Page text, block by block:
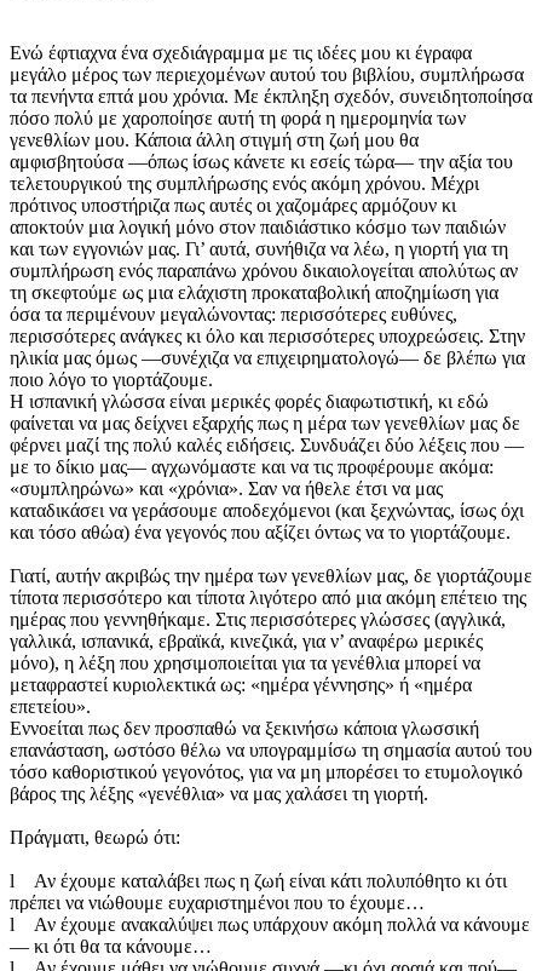
Ενώ έφτιαχνα ένα σχεδιάγραμμα με τις ιδέες μου κι έγραφα
μεγάλο μέρος των περιεχομένων αυτού του βιβλίου, συμπλήρωσα
τα πενήντα επτά μου χρόνια. Με έκπληξη σχεδόν, συνειδητοποίησα
πόσο πολύ με χαροποίησε αυτή τη φορά η ημερομηνία των
γενεθλίων μου. Κάποια άλλη στιγμή στη ζωή μου θα
αμφισβητούσα —όπως ίσως κάνετε κι εσείς τώρα— την αξία του
τελετουργικού της συμπλήρωσης ενός ακόμη χρόνου. Μέχρι
πρότινος υποστήριζα πως αυτές οι χαζομάρες αρμόζουν κι
αποκτούν μια λογική μόνο στον παιδιάστικο κόσμο των παιδιών
και των εγγονιών μας. Γι’ αυτά, συνήθιζα να λέω, η γιορτή για τη
συμπλήρωση ενός παραπάνω χρόνου δικαιολογείται απολύτως αν
τη σκεφτούμε ως μια ελάχιστη προκαταβολική αποζημίωση για
όσα τα περιμένουν μεγαλώνοντας: περισσότερες ευθύνες,
περισσότερες ανάγκες κι όλο και περισσότερες υποχρεώσεις. Στην
ηλικία μας όμως —συνέχιζα να επιχειρηματολογώ— δε βλέπω για
ποιο λόγο το γιορτάζουμε.
Η ισπανική γλώσσα είναι μερικές φορές διαφωτιστική, κι εδώ
φαίνεται να μας δείχνει εξαρχής πως η μέρα των γενεθλίων μας δε
φέρνει μαζί της πολύ καλές ειδήσεις. Συνδυάζει δύο λέξεις που —
με το δίκιο μας— αγχωνόμαστε και να τις προφέρουμε ακόμα:
«συμπληρώνω» και «χρόνια». Σαν να ήθελε έτσι να μας
καταδικάσει να γεράσουμε αποδεχόμενοι (και ξεχνώντας, ίσως όχι
και τόσο αθώα) ένα γεγονός που αξίζει όντως να το γιορτάζουμε.
Γιατί, αυτήν ακριβώς την ημέρα των γενεθλίων μας, δε γιορτάζουμε
τίποτα περισσότερο και τίποτα λιγότερο από μια ακόμη επέτειο της
ημέρας που γεννηθήκαμε. Στις περισσότερες γλώσσες (αγγλικά,
γαλλικά, ισπανικά, εβραϊκά, κινεζικά, για ν’ αναφέρω μερικές
μόνο), η λέξη που χρησιμοποιείται για τα γενέθλια μπορεί να
μεταφραστεί κυριολεκτικά ως: «ημέρα γέννησης» ή «ημέρα
επετείου».
Εννοείται πως δεν προσπαθώ να ξεκινήσω κάποια γλωσσική
επανάσταση, ωστόσο θέλω να υπογραμμίσω τη σημασία αυτού του
τόσο καθοριστικού γεγονότος, για να μη μπορέσει το ετυμολογικό
βάρος της λέξης «γενέθλια» να μας χαλάσει τη γιορτή.
Πράγματι, θεωρώ ότι:
l Αν έχουμε καταλάβει πως η ζωή είναι κάτι πολυπόθητο κι ότι
πρέπει να νιώθουμε ευχαριστημένοι που το έχουμε…
l Αν έχουμε ανακαλύψει πως υπάρχουν ακόμη πολλά να κάνουμε
— κι ότι θα τα κάνουμε…